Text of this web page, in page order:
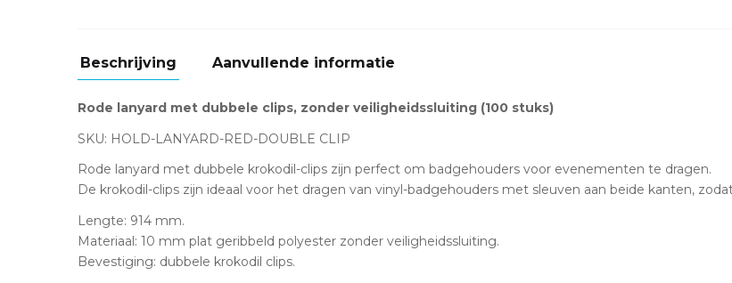
Beschrijving Aanvullende informatie
Rode lanyard met dubbele clips, zonder veiligheidssluiting (100 stuks)
SKU: HOLD-LANYARD-RED-DOUBLE CLIP
Rode lanyard met dubbele krokodil-clips zijn perfect om badgehouders voor evenementen te dragen.
De krokodil-clips zijn ideaal voor het dragen van vinyl-badgehouders met sleuven aan beide kanten,
Lengte: 914 mm.
Materiaal: 10 mm plat geribbeld polyester zonder veiligheidssluiting.
Bevestiging: dubbele krokodil clips.